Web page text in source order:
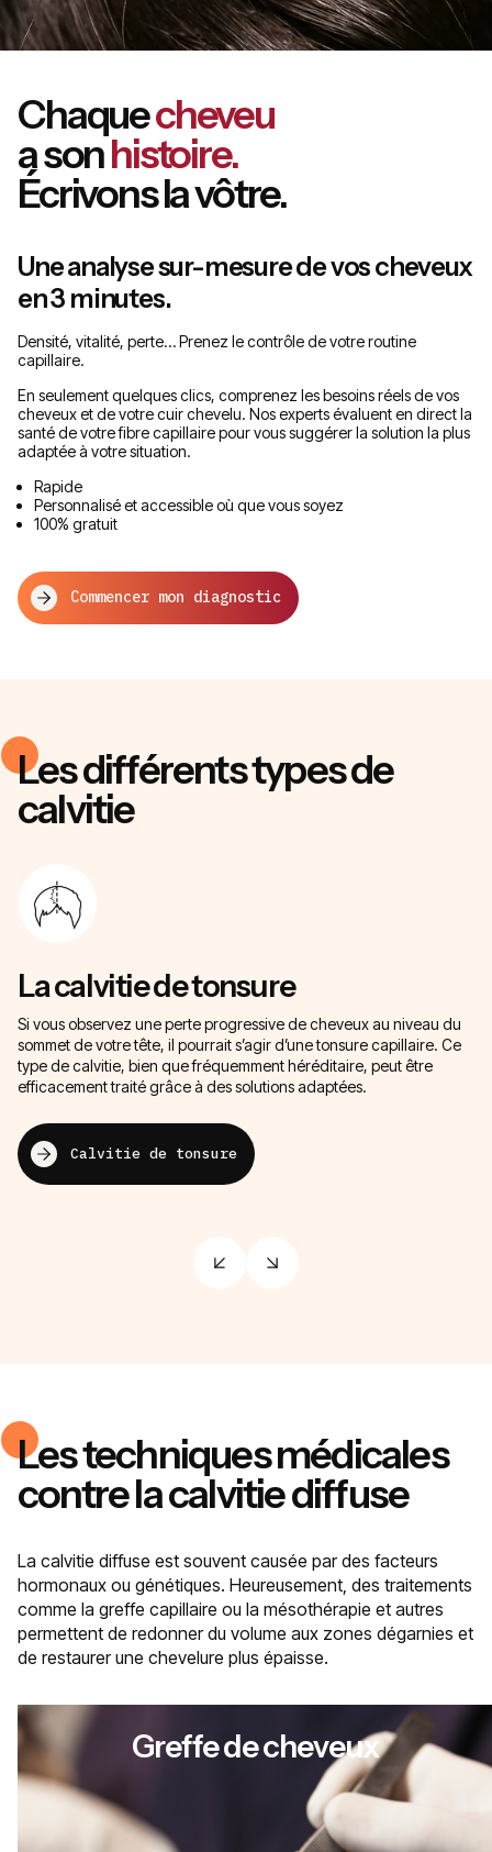
Chaquecheveu
a sonhistoire.
Écrivons la vôtre.
Une analyse sur-mesure de vos cheveux
en 3 minutes.
Densité, vitalité, perte… Prenez le contrôle de votre routine
capillaire.
En seulement quelques clics, comprenez les besoins réels de vos
cheveux et de votre cuir chevelu. Nos experts évaluent en direct la
santé de votre fibre capillaire pour vous suggérer la solution la plus
adaptée à votre situation.
Rapide
Personnalisé et accessible où que vous soyez
100% gratuit
Commencer mon diagnostic
Les différents types de
calvitie
La calvitie de tonsure
Si vous observez une perte progressive de cheveux au niveau du
sommet de votre tête, il pourrait s’agir d’une tonsure capillaire. Ce
type de calvitie, bien que fréquemment héréditaire, peut être
efficacement traité grâce à des solutions adaptées.
Calvitie de tonsure
Les techniques médicales
contre la calvitie diffuse
La calvitie diffuse est souvent causée par des facteurs
hormonaux ou génétiques. Heureusement, des traitements
comme la greffe capillaire ou la mésothérapie et autres
permettent de redonner du volume aux zones dégarnies et
de restaurer une chevelure plus épaisse.
Greffe de cheveux